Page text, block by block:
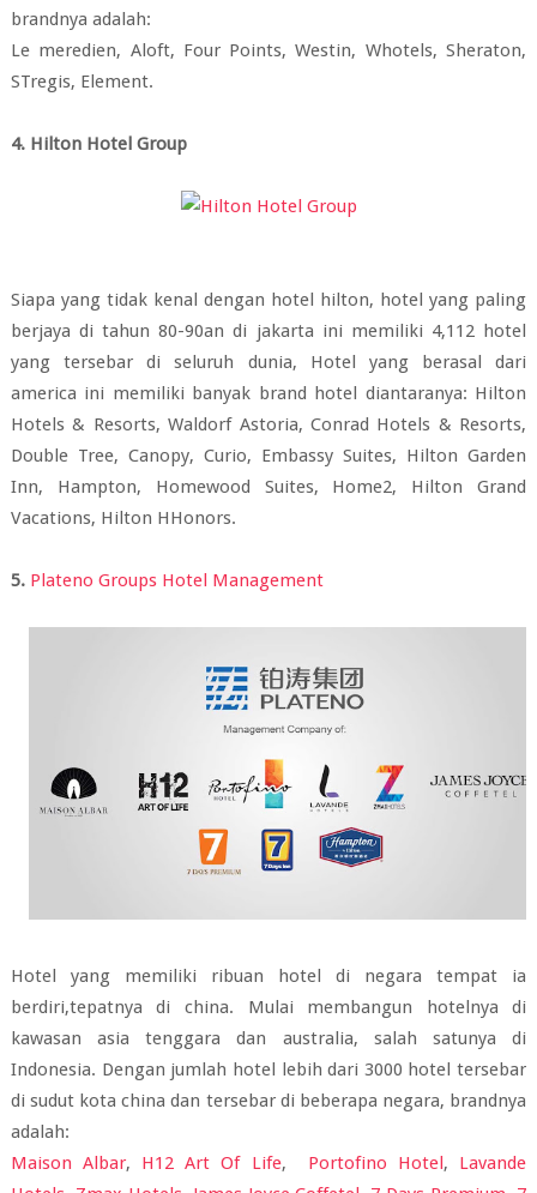
brandnya adalah:
Le meredien, Aloft, Four Points, Westin, Whotels, Sheraton,
STregis, Element.
4. Hilton Hotel Group
Siapa yang tidak kenal dengan hotel hilton, hotel yang paling
berjaya di tahun 80-90an di jakarta ini memiliki 4,112 hotel
yang tersebar di seluruh dunia, Hotel yang berasal dari
america ini memiliki banyak brand hotel diantaranya: Hilton
Hotels & Resorts, Waldorf Astoria, Conrad Hotels & Resorts,
Double Tree, Canopy, Curio, Embassy Suites, Hilton Garden
Inn, Hampton, Homewood Suites, Home2, Hilton Grand
Vacations, Hilton HHonors.
5. Plateno Groups Hotel Management
Hotel yang memiliki ribuan hotel di negara tempat ia
berdiri,tepatnya di china. Mulai membangun hotelnya di
kawasan asia tenggara dan australia, salah satunya di
Indonesia. Dengan jumlah hotel lebih dari 3000 hotel tersebar
di sudut kota china dan tersebar di beberapa negara, brandnya
adalah:
Maison Albar, H12 Art Of Life, Portofino Hotel , Lavande